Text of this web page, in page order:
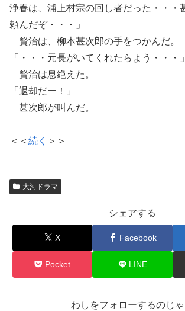
浄春は、浦上村宗の回し者だった・・・
頼んだぞ・・・」
賢治は、柳本甚次郎の手をつかんだ。
「・・・元長がいてくれたらよう・・・」
賢治は息絶えた。
「退却だー！」
甚次郎が叫んだ。
＜＜ 続く ＞＞
大河ドラマ
シェアする
X Facebook
Pocket LINE
わしをフォローするのじゃ